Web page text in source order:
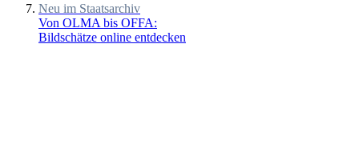
Neu im Staatsarchiv
Von OLMA bis OFFA:
Bildschätze online entdecken